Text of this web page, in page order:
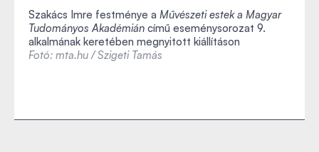
Szakács Imre festménye a Művészeti estek a Magyar
Tudományos Akadémián című eseménysorozat 9.
alkalmának keretében megnyitott kiállításon
Fotó: mta.hu / Szigeti Tamás